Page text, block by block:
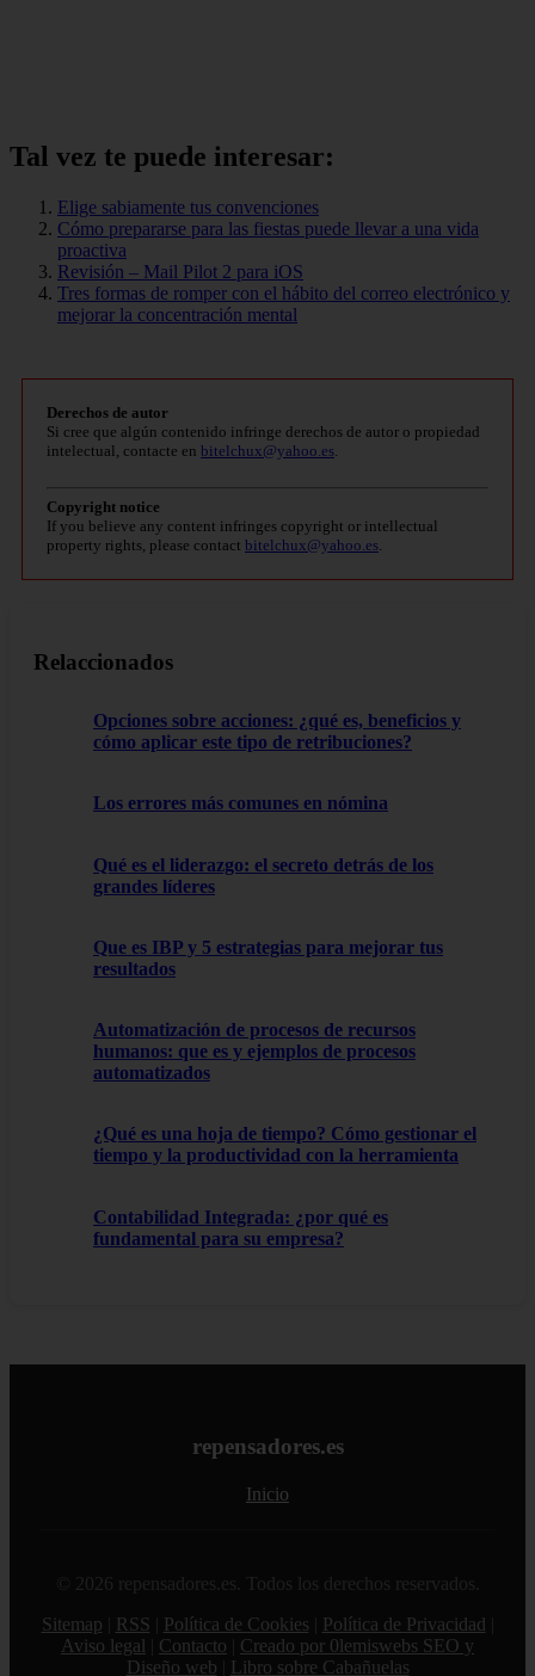
Tal vez te puede interesar:
Elige sabiamente tus convenciones
Cómo prepararse para las fiestas puede llevar a una vida
proactiva
Revisión – Mail Pilot 2 para iOS
Tres formas de romper con el hábito del correo electrónico y
mejorar la concentración mental
Derechos de autor
Si cree que algún contenido infringe derechos de autor o propiedad
intelectual, contacte en bitelchux@yahoo.es
Copyright notice
If you believe any content infringes copyright or intellectual
property rights, please contact bitelchux@yahoo.es
Relaccionados
Opciones sobre acciones: ¿qué es, beneficios y
cómo aplicar este tipo de retribuciones?
Los errores más comunes en nómina
Qué es el liderazgo: el secreto detrás de los
grandes líderes
Que es IBP y 5 estrategias para mejorar tus
resultados
Automatización de procesos de recursos
humanos: que es y ejemplos de procesos
automatizados
¿Qué es una hoja de tiempo? Cómo gestionar el
tiempo y la productividad con la herramienta
Contabilidad Integrada: ¿por qué es
fundamental para su empresa?
repensadores.es
Inicio
© 2026 repensadores.es. Todos los derechos reservados.
Sitemap
RSS Política de Cookies Política de Privacidad
Aviso legal
Contacto
Creado por 0lemiswebs SEO y
Diseño web
Libro sobre Cabañuelas